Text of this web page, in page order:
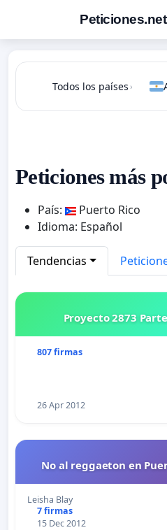
Peticiones.net
Todos los países ›
Peticiones más
País:
Puerto Rico
Idioma: Español
Tendencias
Proyecto 2873
807 firmas
26 Apr 2012
No al reggaeton en
Leisha Blay
7 firmas
15 Dec 2012